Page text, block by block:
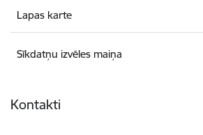
Lapas karte
Sīkdatņu izvēles maiņa
Kontakti